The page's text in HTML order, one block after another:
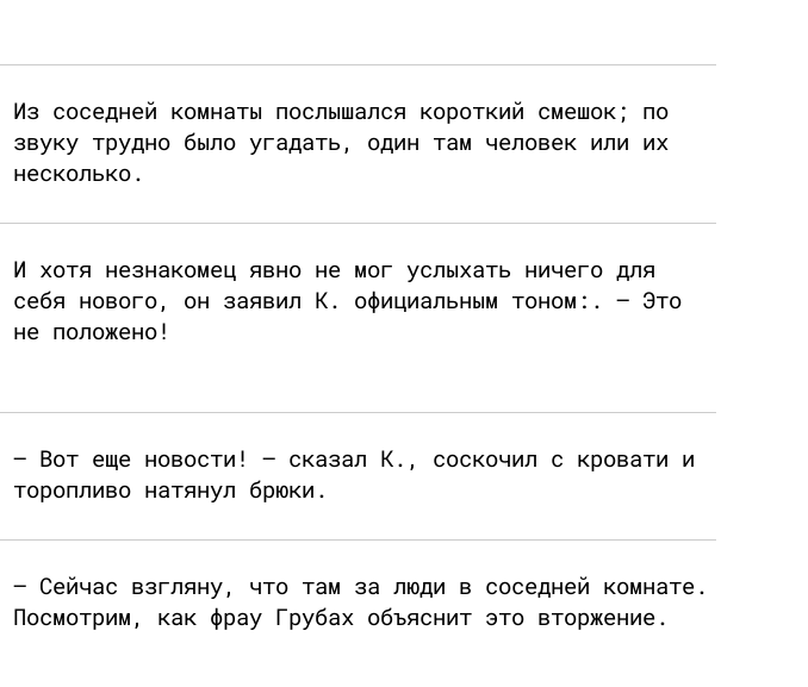
Из соседней комнаты послышался короткий смешок; по
звуку трудно было угадать, один там человек или их
несколько.
И хотя незнакомец явно не мог услыхать ничего для
себя нового, он заявил К. официальным тоном:. – Это
не положено!
– Вот еще новости! – сказал К., соскочил с кровати и
торопливо натянул брюки.
– Сейчас взгляну, что там за люди в соседней комнате.
Посмотрим, как фрау Грубах объяснит это вторжение.